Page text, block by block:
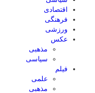
اقتصادی
فرهنگی
ورزشی
عکس
مذهبی
سیاسی
فیلم
علمی
مذهبی